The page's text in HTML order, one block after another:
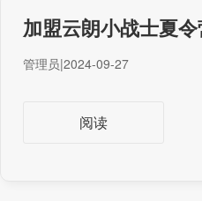
加盟云朗小战士夏
管理员|2024-09-27
阅读